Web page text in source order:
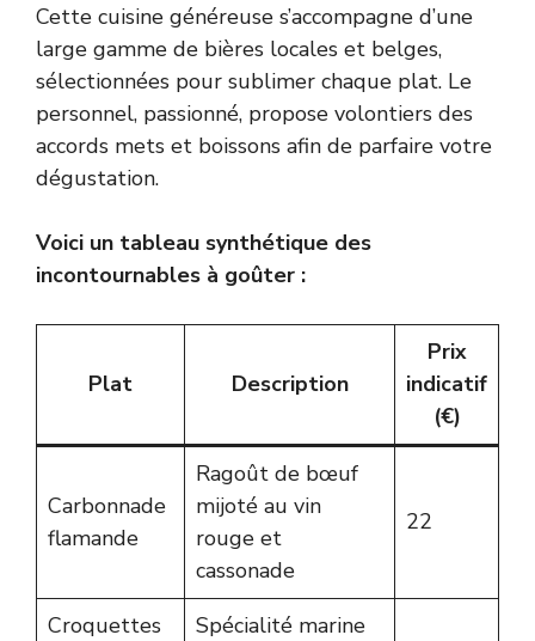
Cette cuisine généreuse s’accompagne d’une
large gamme de bières locales et belges,
sélectionnées pour sublimer chaque plat. Le
personnel, passionné, propose volontiers des
accords mets et boissons afin de parfaire votre
dégustation.
Voici un tableau synthétique des
incontournables à goûter :
Plat Description
Prix
indicatif
(€)
Carbonnade
flamande
Ragoût de bœuf
mijoté au vin
rouge et
cassonade
22
Croquettes
Spécialité marine